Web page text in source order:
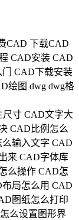
CAD 下载CAD
CAD安装 CAD
CAD下载安装
绘图 dwg dwg格
尺寸 CAD文字大
CAD比例怎么
输入文字 CAD
来 CAD字体库
么操作 CAD怎
局怎么用 CAD
图纸怎么打印
么设置图形界